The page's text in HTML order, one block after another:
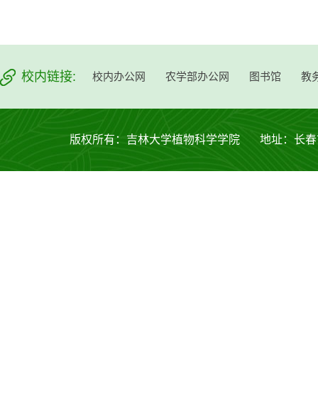
校内链接: 校内办公网 农学部办公网 图书馆 教
版权所有：吉林大学植物科学学院 地址：长